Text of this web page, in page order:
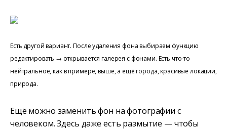
Есть другой вариант. После удаления фона выбираем функцию
редактировать → открывается галерея с фонами. Есть что-то
нейтральное, как в примере, выше, а ещё города, красивые локации,
природа.
Ещё можно заменить фон на фотографии с
человеком. Здесь даже есть размытие — чтобы